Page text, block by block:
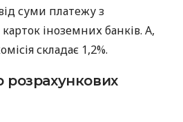
суми платежу з
іноземних банків. А,
складає 1,2%.
розрахункових